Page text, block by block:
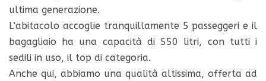
ultima generazione.
L’abitacolo accoglie tranquillamente 5 passeggeri e il
bagagliaio ha una capacità di 550 litri, con tutti i
sedili in uso, il top di categoria.
Anche qui, abbiamo una qualità altissima, offerta ad